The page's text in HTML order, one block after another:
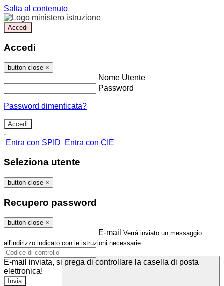
Salta al contenuto
Accedi
Accedi
button close ×
Nome Utente
Password
Password dimenticata?
-
Entra con SPID
Entra con CIE
Seleziona utente
button close ×
Recupero password
button close ×
E-mail Verrà inviato un messaggio
all'indirizzo indicato con le istruzioni necessarie.
E-mail inviata, si prega di controllare la casella di posta
elettronica!